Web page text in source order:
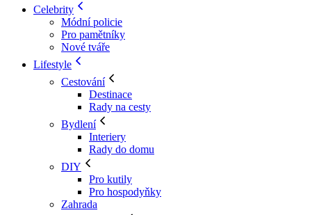
Celebrity
Módní policie
Pro pamětníky
Nové tváře
Lifestyle
Cestování
Destinace
Rady na cesty
Bydlení
Interiery
Rady do domu
DIY
Pro kutily
Pro hospodyňky
Zahrada